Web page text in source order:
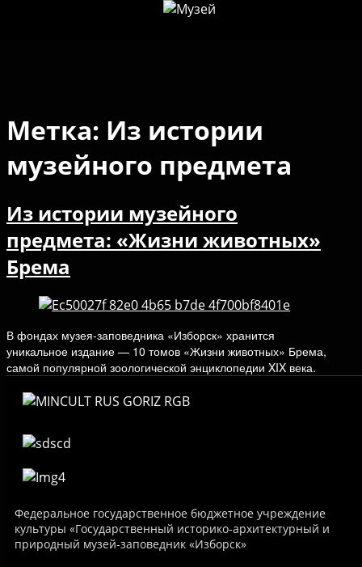
Метка: Из истории
музейного предмета
Из истории музейного
предмета: «Жизни животных»
Брема
В фондах музея-заповедника «Изборск» хранится
уникальное издание — 10 томов «Жизни животных» Брема,
самой популярной зоологической энциклопедии XIX века.
Федеральное государственное бюджетное учреждение
культуры «Государственный историко-архитектурный и
природный музей-заповедник «Изборск»